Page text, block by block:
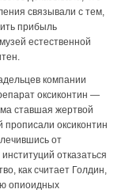
связывали с тем,
прибыль
естественной
компании
оксиконтин —
ставшая жертвой
прописали оксиконтин
от
отказаться
как считает Голдин,
опиоидных